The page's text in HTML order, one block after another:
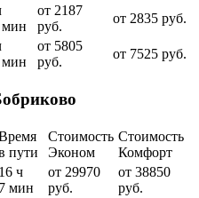
мин
от 2187
руб.
от 2835 руб.
мин
от 5805
руб.
от 7525 руб.
пути
Стоимость
Эконом
Стоимость
Комфорт
16 ч
7 мин
от 29970
руб.
от 38850
руб.